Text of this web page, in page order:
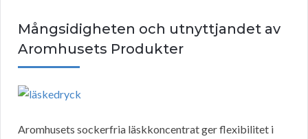
Mångsidigheten och utnyttjandet av
Aromhusets Produkter
Aromhusets sockerfria läskkoncentrat ger flexibilitet i